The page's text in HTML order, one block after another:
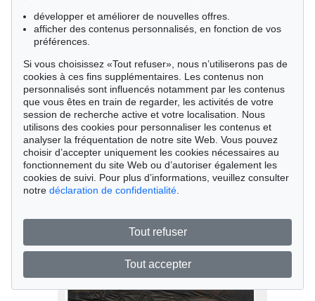
Vente 605 - lot 139
Edvard Munch
Weinende junge Frau (Gråtende ung kvinne)
,1921
Résultat:€ 25,800
développer et améliorer de nouvelles offres.
afficher des contenus personnalisés, en fonction de vos
préférences.
Si vous choisissez «Tout refuser», nous n’utiliserons pas de
cookies à ces fins supplémentaires. Les contenus non
personnalisés sont influencés notamment par les contenus
que vous êtes en train de regarder, les activités de votre
session de recherche active et votre localisation. Nous
utilisons des cookies pour personnaliser les contenus et
analyser la fréquentation de notre site Web. Vous pouvez
choisir d’accepter uniquement les cookies nécessaires au
fonctionnement du site Web ou d’autoriser également les
cookies de suivi. Pour plus d’informations, veuillez consulter
notre déclaration de confidentialité
Tout refuser
Tout accepter